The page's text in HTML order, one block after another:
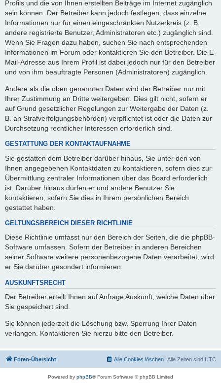
Profils und die von Ihnen erstellten Beiträge im Internet zugänglich
sein können. Der Betreiber kann jedoch festlegen, dass einzelne
Informationen nur für einen eingeschränkten Nutzerkreis (z. B.
andere registrierte Benutzer, Administratoren etc.) zugänglich sind.
Wenn Sie Fragen dazu haben, suchen Sie nach entsprechenden
Informationen im Forum oder kontaktieren Sie den Betreiber. Die E-
Mail-Adresse aus Ihrem Profil ist dabei jedoch nur für den Betreiber
und von ihm beauftragte Personen (Administratoren) zugänglich.
Andere als die oben genannten Daten wird der Betreiber nur mit
Ihrer Zustimmung an Dritte weitergeben. Dies gilt nicht, sofern er
auf Grund gesetzlicher Regelungen zur Weitergabe der Daten (z.
B. an Strafverfolgungsbehörden) verpflichtet ist oder die Daten zur
Durchsetzung rechtlicher Interessen erforderlich sind.
GESTATTUNG DER KONTAKTAUFNAHME
Sie gestatten dem Betreiber darüber hinaus, Sie unter den von
Ihnen angegebenen Kontaktdaten zu kontaktieren, sofern dies zur
Übermittlung zentraler Informationen über das Board erforderlich
ist. Darüber hinaus dürfen er und andere Benutzer Sie
kontaktieren, sofern Sie dies in Ihrem persönlichen Bereich
gestattet haben.
GELTUNGSBEREICH DIESER RICHTLINIE
Diese Richtlinie umfasst nur den Bereich der Seiten, die die phpBB-
Software umfassen. Sofern der Betreiber in anderen Bereichen
seiner Software weitere personenbezogene Daten verarbeitet, wird
er Sie darüber gesondert informieren.
AUSKUNFTSRECHT
Der Betreiber erteilt Ihnen auf Anfrage Auskunft, welche Daten über
Sie gespeichert sind.
Sie können jederzeit die Löschung bzw. Sperrung Ihrer Daten
verlangen. Kontaktieren Sie hierzu bitte den Betreiber.
Foren-Übersicht Alle Zeiten sind UTC
Alle Cookies löschen
Powered by phpBB® Forum Software © phpBB Limited